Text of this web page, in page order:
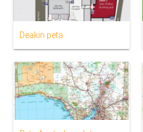
Deakin peta